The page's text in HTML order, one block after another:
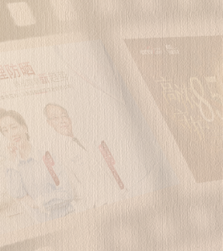
综合体育
艺术 汽车
天气 才艺